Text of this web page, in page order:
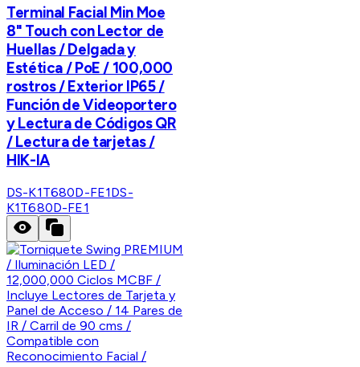
Terminal Facial Min Moe
8" Touch con Lector de
Huellas / Delgada y
Estética / PoE / 100,000
rostros / Exterior IP65 /
Función de Videoportero
y Lectura de Códigos QR
/ Lectura de tarjetas /
HIK-IA
DS-K1T680D-FE1DS-
K1T680D-FE1